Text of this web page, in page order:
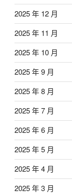
2025 年 12 月
2025 年 11 月
2025 年 10 月
2025 年 9 月
2025 年 8 月
2025 年 7 月
2025 年 6 月
2025 年 5 月
2025 年 4 月
2025 年 3 月